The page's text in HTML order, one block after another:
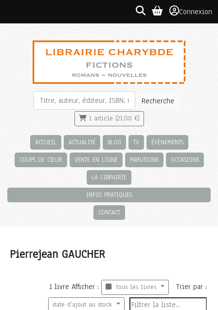
Connexion
Recherche
1 article (21,00 €)
ACCUEIL ACTUALITÉ BLOG TV ÉVÈNEMENTS
COUPS DE CŒUR VENTE EN LIGNE PARUTIONS OCCASIONS
LA LIBRAIRIE
INFOS PRATIQUES
CONTACT
Pierrejean GAUCHER
1 livreAfficher : tous les livres Trier par :
date d'ajout au stock